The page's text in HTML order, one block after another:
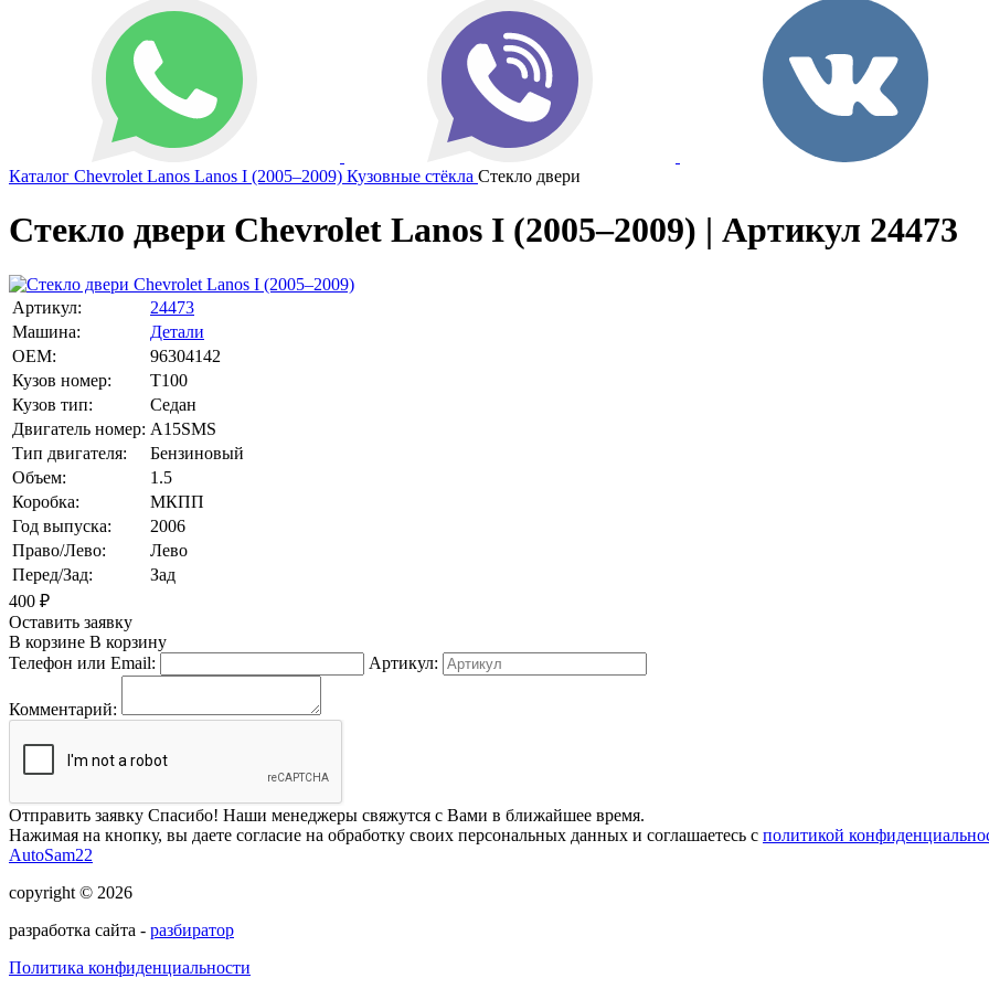
Каталог Chevrolet Lanos Lanos I (2005–2009) Кузовные стёкла Стекло двери
Стекло двери Chevrolet Lanos I (2005–2009) | Артикул 24473
Артикул:
24473
Машина:
Детали
OEM:
96304142
Кузов номер:
T100
Кузов тип:
Седан
Двигатель номер: A15SMS
Тип двигателя:
Бензиновый
Объем:
1.5
Коробка:
МКПП
Год выпуска:
2006
Право/Лево:
Лево
Перед/Зад:
Зад
400 ₽
Оставить заявку
В корзине В корзину
Телефон или Email:
Артикул:
Комментарий:
Отправить заявку Спасибо! Наши менеджеры свяжутся с Вами в ближайшее время.
Нажимая на кнопку, вы даете согласие на обработку своих персональных данных и соглашаетесь с политикой
AutoSam22
copyright © 2026
разработка сайта - разбиратор
Политика конфиденциальности